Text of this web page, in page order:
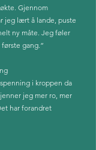
Gjennom
jeg lært å lande, puste
ny måte. Jeg føler
gang.”
i kroppen da
jeg mer ro, mer
har forandret